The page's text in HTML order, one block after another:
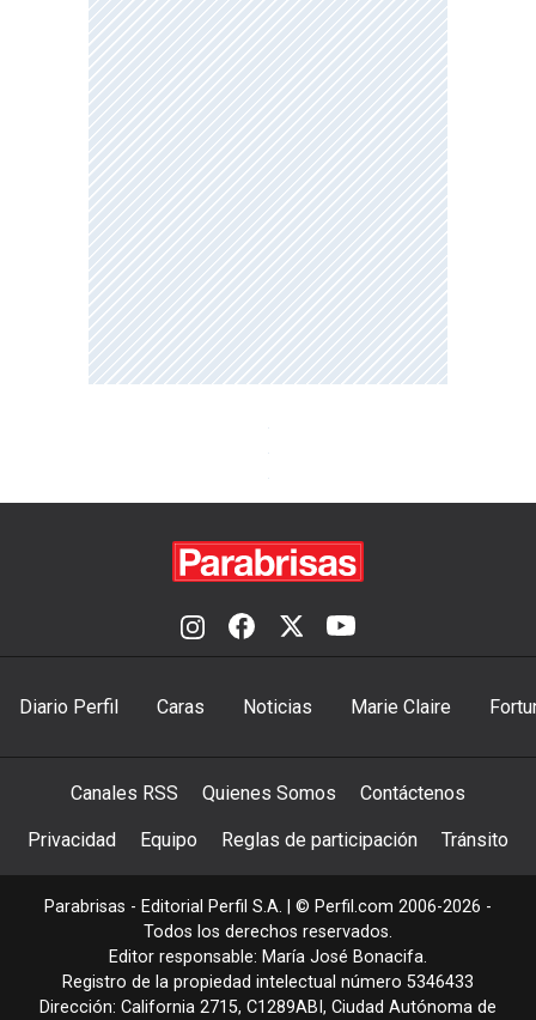
Diario Perfil Caras Noticias Marie Claire
Canales RSS Quienes Somos Contáctenos
Privacidad Equipo Reglas de participación Tránsito
Parabrisas - Editorial Perfil S.A. | © Perfil.com 2006-2026 -
Todos los derechos reservados.
Editor responsable: María José Bonacifa.
Registro de la propiedad intelectual número 5346433
Dirección: California 2715, C1289ABI , Ciudad Autónoma de